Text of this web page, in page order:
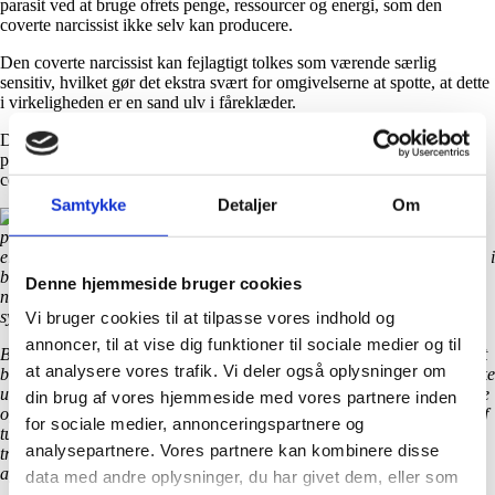
Samtykke Detaljer Om
Denne hjemmeside bruger cookies
Vi bruger cookies til at tilpasse vores indhold og
annoncer, til at vise dig funktioner til sociale medier og til
at analysere vores trafik. Vi deler også oplysninger om
din brug af vores hjemmeside med vores partnere inden
for sociale medier, annonceringspartnere og
analysepartnere. Vores partnere kan kombinere disse
data med andre oplysninger, du har givet dem, eller som
parasit ved at bruge ofrets penge, ressourcer og energi, som den
coverte narcissist ikke selv kan producere.
Den coverte narcissist kan fejlagtigt tolkes som værende særlig
sensitiv, hvilket gør det ekstra svært for omgivelserne at spotte, at dette
i virkeligheden er en sand ulv i fåreklæder.
Det er vigtigt at tilføje, at personer med narcissistisk
personlighedsforstyrrelse kan være en blanding af både den overte og
coverte type og derfor kan passe ind i begge type kategorier.
Berith Siegumfeldt er sygeplejerske og
psykologisk rådgiver og er uddannet til at hjælpe mennesker, der er-
eller har været udsat for en narcissist eller psykopats voldelige adfærd i
både psykisk og fysisk forstand. Hun har specialiseret sig i den
narcissistiske personlighedsforstyrrelse og i det narcissistiske offer
syndrom.
Berith har været i sygeplejefaget en lang række år, hvor hun har stiftet
bekendtskab med rigtig mange mennesker. Ydermere har hun en række
uddannelser, særligt indenfor terapi og den coaching, som skal hjælpe
ofre for narcissistisk og psykopatisk overgreb til at se lyset for enden af
tunnelen samt at få styrke til at bryde med det menneske, som man
troede stod én nær. Et menneske, som istedet har haft en helt anden
agenda for egen vindings skyld.